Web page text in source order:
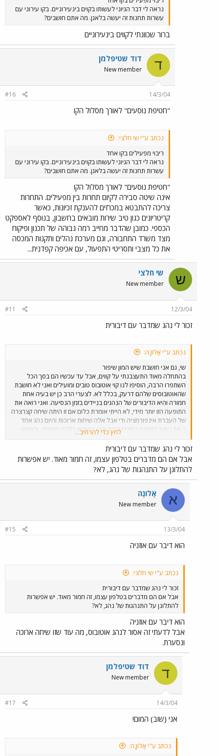
נראה לי דבר הגיוני לעשותו בקוים בינעירוניים. בקו עירוני עם
עשרות תחנות זה יעשה בלאגן. מה אתם חושבים?
ברור שכוונתי לקווים בינעירוניים
ד דוד שטיפלמן
New member
14/3/04
#16
"חטיפת נוסעים" לאורך מסלול הקו
נכתב ע"י שי חלצי:
ריבוי מפעילים בקו אחד
נראה לי דבר הגיוני לעשותו בקוים בינעירוניים. בקו עירוני עם
עשרות תחנות זה יעשה בלאגן. מה אתם חושבים?
"חטיפת נוסעים" לאורך מסלול הקו
אינה שיטה סבירה לקיום תחרות בין מפעילים. התחרות
צריכה להתבטא במכרזים להענקת זכיונות, כאשר
קריטריונים כגון טיב שירות מובאים בחשבון, בנוסף לאספקט
הכספי. כמובן שהדבר מחייב רמה גבוהה של תכנון ופיקוח
מצד משרד התחבורה, וגם מערכת נהלים ותקנות המכסה
את כל מצבי ותסריטי התפעול, עם אכיפה קפדנית...
ש שי חלצי
New member
12/3/04
#11
זכור לי נהג שמדבר עם דיבורית
נכתב ע"י אָלוֹנָה:
שי, גם אני חושבת שיש המון שיפור
בהתחלה מאוד התעצבנתי על קווים, אבל עד עכשיו הם בסך הכל
השתפרו הרבה, הוסיפו לנו קוי אוטובוס טובים ומועילים ואני לא חושבת
שהאוטובוסים שלהם דרעק, בכלל לא. לצערי הרב כן יש בעיה אחת
חמורה והיא הדיבורים של הנהגים בניידים בזמן הנסיעה. ואני רואה את
התופעה הזו יותר מידי, לא הייתי אומרת כלום אם זו היתה שיחה קצרצרה
של העברת אינפורמציה ודי אבל אלה שיחות ארוכות והיום נהג אחד
ב-56 נעצר בתחנה במרכז קרית אונו, כשהוא בלהט השיחה. והמשיך
לעמוד גם אחרי שאנשים עלו, וכשמישהו העיר לו הוא הסתכל עליו
במבט של רצח בעיניים. זה דבר חמור מאוד.
לחץ כדי להרחיב...
זכור לי נהג שמדבר עם דיבורית
אבל אם הם מדברים בטלפון עצמו, זה חמור מאוד. יש אפשרות
להתלונן על התנהגות של נהג, לא?
א אָלוֹנָה
New member
13/3/04
#15
הוא דיבר עם אוזניה
נכתב ע"י שי חלצי:
זכור לי נהג שמדבר עם דיבורית
אבל אם הם מדברים בטלפון עצמו, זה חמור מאוד. יש אפשרות
להתלונן על התנהגות של נהג, לא?
הוא דיבר עם אוזניה
אבל לדעתי זה אסור לנהג אוטובוס, מה עוד שזו שיחה ארוכה
ונסערת.
ד דוד שטיפלמן
New member
14/3/04
#17
אני (שוב) המום!
נכתב ע"י אָלוֹנָה: